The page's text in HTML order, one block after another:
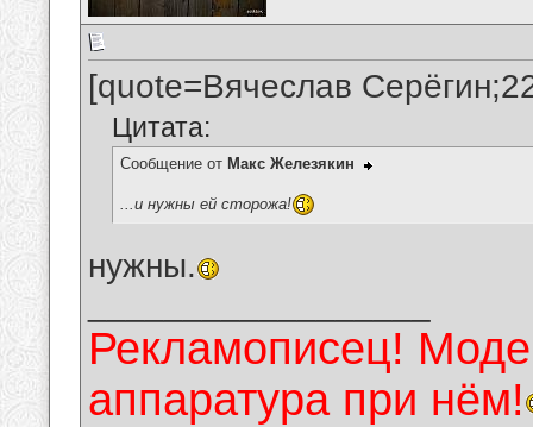
[quote=Вячеслав
Цитата:
Сообщение от Макс Железякин
...и нужны ей сторожа!
нужны.
Рекламописец!
аппаратура при нём!